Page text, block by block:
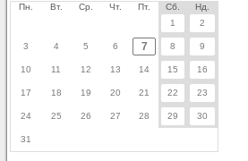
Пн. Вт. Ср. Чт. Пт. Сб.
Нд.
1
2
3 4 5 6 7 8 9
10 11 12 13 14 15 16
17 18 19 20 21 22 23
24 25 26 27 28 29 30
31